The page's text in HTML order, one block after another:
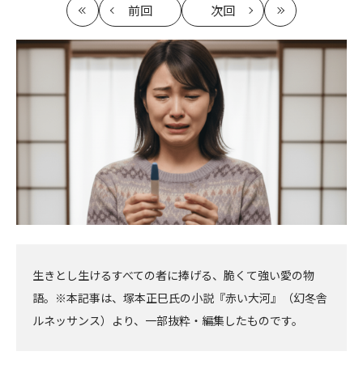
最
初
前回
記
事
へ
次回
記
事
へ
最
新
生きとし生けるすべての者に捧げる、脆くて強い愛の物
語。※本記事は、塚本正巳氏の小説『赤い大河』（幻冬舎
ルネッサンス）より、一部抜粋・編集したものです。